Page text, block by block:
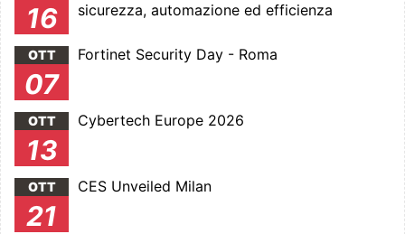
16
sicurezza, automazione ed efficienza
OTT
07
Fortinet Security Day - Roma
OTT
13
Cybertech Europe 2026
OTT
21
CES Unveiled Milan